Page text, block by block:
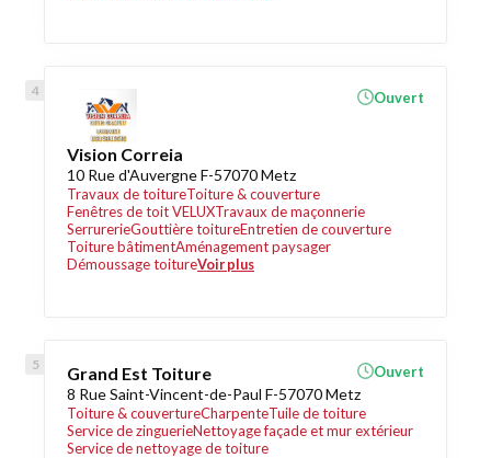
Vision Correia
10 Rue d'Auvergne F-57070 Metz
Travaux de toitureToiture & couverture
Fenêtres de toit VELUXTravaux de maçonnerie
SerrurerieGouttière toitureEntretien de couverture
Toiture bâtimentAménagement paysager
Démoussage toitureVoir plus
Ouvert
Grand Est Toiture
8 Rue Saint-Vincent-de-Paul F-57070 Metz
Toiture & couvertureCharpenteTuile de toiture
Service de zinguerieNettoyage façade et mur extérieur
Service de nettoyage de toiture
Ouvert